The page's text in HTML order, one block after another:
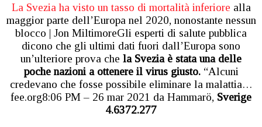
La Svezia ha visto un tasso di mortalità inferiore alla
maggior parte dell’Europa nel 2020, nonostante nessun
blocco | Jon MiltimoreGli esperti di salute pubblica
dicono che gli ultimi dati fuori dall’Europa sono
un’ulteriore prova che la Svezia è stata una delle
poche nazioni a ottenere il virus giusto.“Alcuni
credevano che fosse possibile eliminare la malattia…
fee.org8:06 PM – 26 mar 2021 da Hammarö, Sverige
4.6372.277